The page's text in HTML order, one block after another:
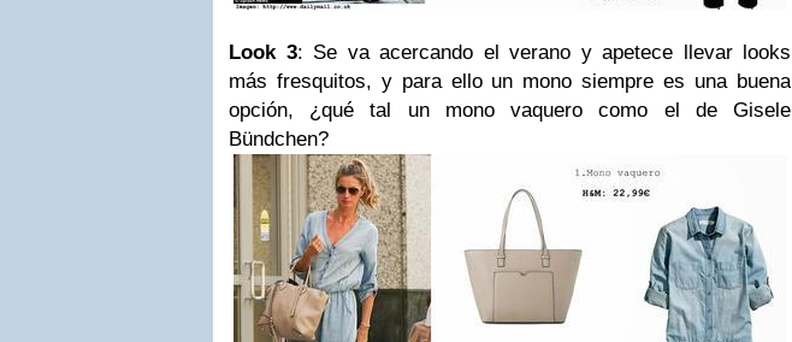
Look 3: Se va acercando el verano y apetece llevar looks
más fresquitos, y para ello un mono siempre es una buena
opción, ¿qué tal un mono vaquero como el de Gisele
Bündchen?